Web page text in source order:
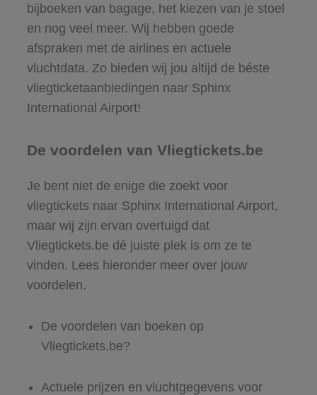
bijboeken van bagage, het kiezen van je stoel
en nog veel meer. Wij hebben goede
afspraken met de airlines en actuele
vluchtdata. Zo bieden wij jou altijd de béste
vliegticketaanbiedingen naar Sphinx
International Airport!
De voordelen van Vliegtickets.be
Je bent niet de enige die zoekt voor
vliegtickets naar Sphinx International Airport,
maar wij zijn ervan overtuigd dat
Vliegtickets.be dé juiste plek is om ze te
vinden. Lees hieronder meer over jouw
voordelen.
De voordelen van boeken op
Vliegtickets.be?
Actuele prijzen en vluchtgegevens voor